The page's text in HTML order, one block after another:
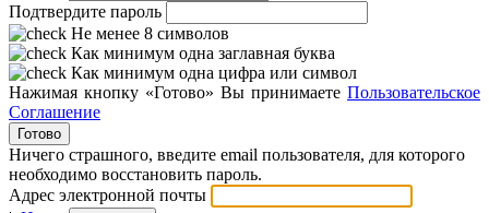
Подтвердите пароль
Не менее 8 символов
Как минимум одна заглавная буква
Как минимум одна цифра или символ
Нажимая кнопку «Готово» Вы принимаете Пользовательское
Соглашение
Готово
Ничего страшного, введите email пользователя, для которого
необходимо восстановить пароль.
Адрес электронной почты